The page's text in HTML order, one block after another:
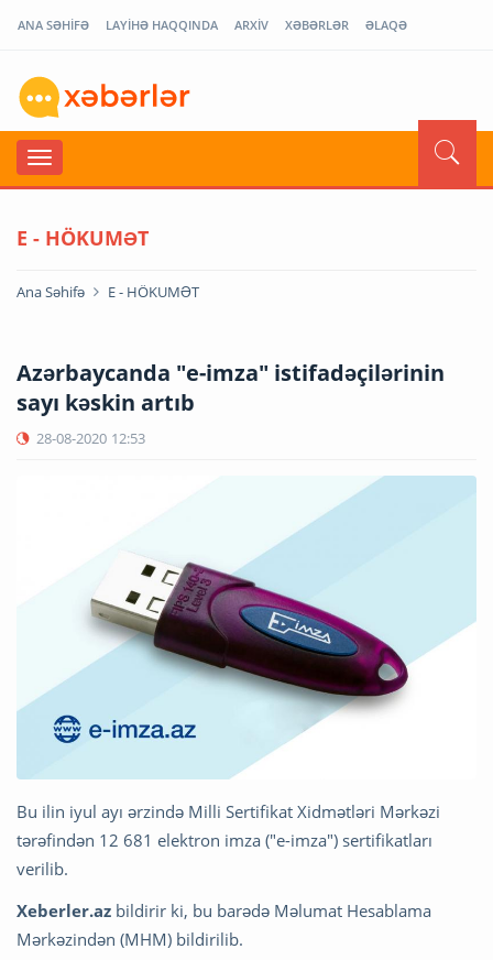
ANA SƏHİFƏ LAYİHƏ HAQQINDA ARXİV XƏBƏRLƏR ƏLAQƏ
E - HÖKUMƏT
Ana Səhifə E - HÖKUMƏT
Azərbaycanda "e-imza" istifadəçilərinin
sayı kəskin artıb
28-08-2020 12:53
Bu ilin iyul ayı ərzində Milli Sertifikat Xidmətləri Mərkəzi
tərəfindən 12 681 elektron imza ("e-imza") sertifikatları
verilib.
Xeberler.az bildirir ki, bu barədə Məlumat Hesablama
Mərkəzindən (MHM) bildirilib.